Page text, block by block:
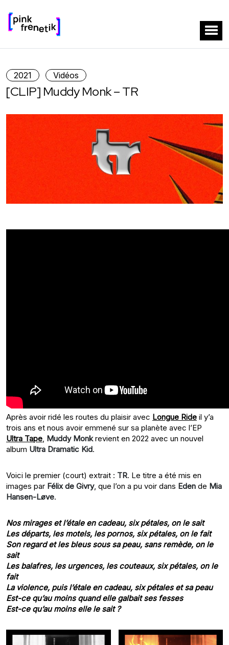
2021 Vidéos
[CLIP] Muddy Monk – TR
Après avoir ridé les routes du plaisir avec Longue Ride il y’a
trois ans et nous avoir emmené sur sa planète avec l’EP
Ultra Tape, Muddy Monkrevient en 2022 avec un nouvel
album Ultra Dramatic Kid.
Voici le premier (court) extrait : TR. Le titre a été mis en
images par Félix de Givry, que l’on a pu voir dans Eden de Mia
Hansen-Løve.
Nos mirages et l’étale en cadeau, six pétales, on le sait
Les départs, les motels, les pornos, six pétales, on le fait
Son regard et les bleus sous sa peau, sans remède, on le
sait
Les balafres, les urgences, les couteaux, six pétales, on le
fait
La violence, puis l’étale en cadeau, six pétales et sa peau
Est-ce qu’au moins quand elle galbait ses fesses
Est-ce qu’au moins elle le sait ?